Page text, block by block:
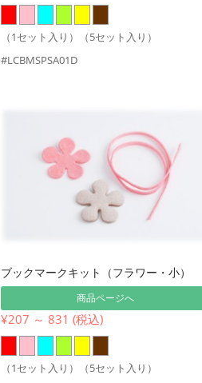
（1セット入り）（5セット入り）
#LCBMSPSA01D
ブックマークキット（フラワー・小）
商品ページへ
¥207 ～ 831 (税込)
（1セット入り）（5セット入り）